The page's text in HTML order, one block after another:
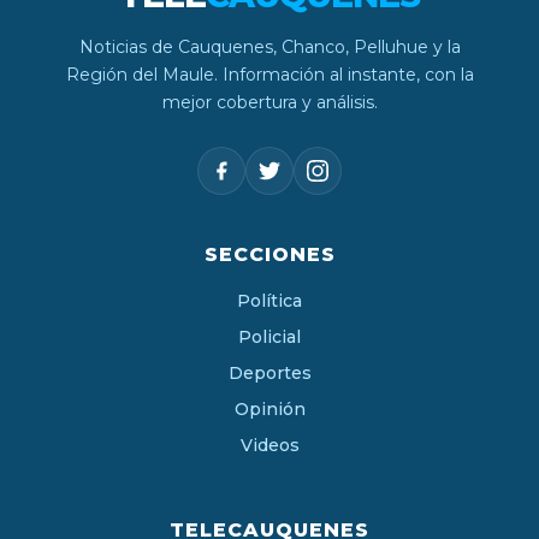
Noticias de Cauquenes, Chanco, Pelluhue y la
Región del Maule. Información al instante, con la
mejor cobertura y análisis.
SECCIONES
Política
Policial
Deportes
Opinión
Videos
TELECAUQUENES